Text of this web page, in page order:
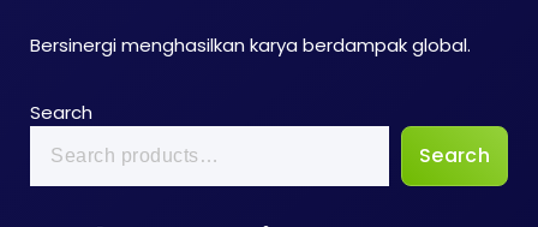
Bersinergi menghasilkan karya berdampak global.
Search
Search